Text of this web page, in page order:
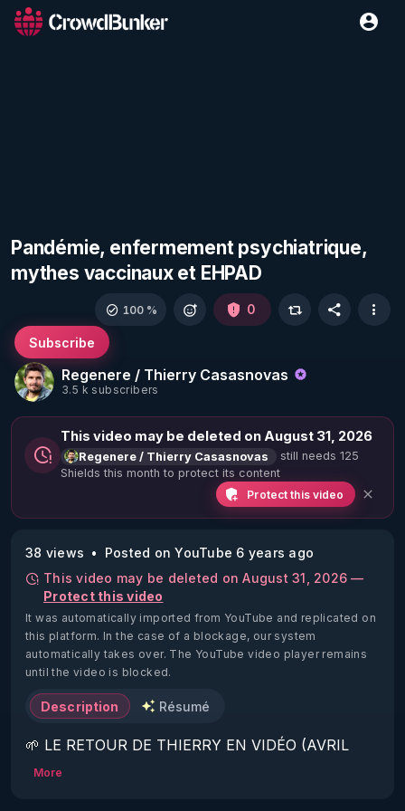
Pandémie, enfermement psychiatrique,
mythes vaccinaux et EHPAD
Regenere / Thierry Casasnovas
3.5 k subscribers
Subscribe
100 % 0
This video may be deleted on August 31, 2026
Regenere / Thierry Casasnovas
still needs 125
Shields this month to protect its content
Protect this video
38 views
Posted on YouTube 6 years ago
This video may be deleted on August 31, 2026 —
Protect this video
It was automatically imported from YouTube and replicated on
this platform. In the case of a blockage, our system
automatically takes over. The YouTube video player remains
until the video is blocked.
Description Résumé
🌱 LE RETOUR DE THIERRY EN VIDÉO (AVRIL
2022)!
More